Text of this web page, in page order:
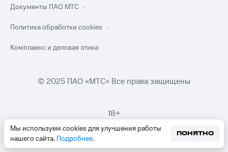
Мы используем cookies для улучшения работы
нашего сайта. Подробнее.
ПОНЯТНО
Документы ПАО МТС
Политика обработки cookies
Комплаенс и деловая этика
© 2025 ПАО «МТС» Все права защищены
18+